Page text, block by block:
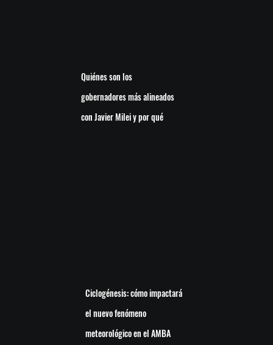
Quiénes son los
gobernadores más alineados
con Javier Milei y por qué
Ciclogénesis: cómo impactará
el nuevo fenómeno
meteorológico en el AMBA